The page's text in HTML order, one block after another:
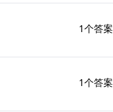
1个答案
1个答案